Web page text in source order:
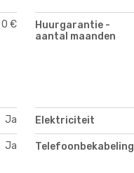
0 €
Huurgarantie -
aantal maanden
Ja Elektriciteit
Ja Telefoonbekabeling